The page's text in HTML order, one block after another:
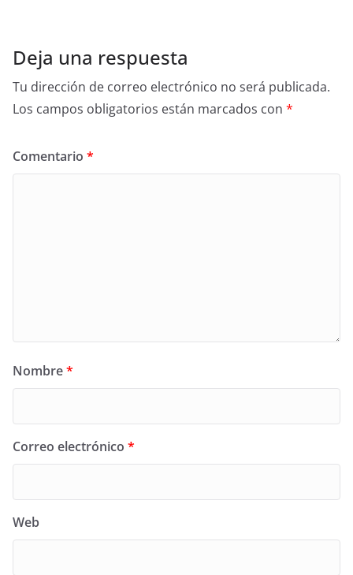
Deja una respuesta
Tu dirección de correo electrónico no será publicada.
Los campos obligatorios están marcados con *
Comentario *
Nombre*
Correo electrónico *
Web